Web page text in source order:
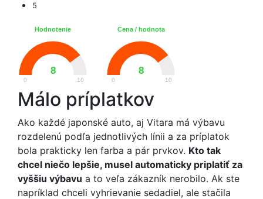
5
Hodnotenie
8
0 10
Cena / hodnota
8
0 10
Málo príplatkov
Ako každé japonské auto, aj Vitara má výbavu
rozdelenú podľa jednotlivých línii a za príplatok
bola prakticky len farba a pár prvkov. Kto tak
chcel niečo lepšie, musel automaticky priplatiť za
vyššiu výbavu a to veľa zákazník nerobilo. Ak ste
napríklad chceli vyhrievanie sedadiel, ale stačila